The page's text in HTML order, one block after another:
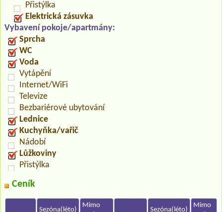
Přistýlka
Elektrická zásuvka
Vybavení pokoje/apartmány:
Sprcha
WC
Voda
Vytápění
Internet/WiFi
Televize
Bezbariérové ubytování
Lednice
Kuchyňka/vařič
Nádobí
Lůžkoviny
Přistýlka
Ceník
Sezóna(léto)
Mimo
Sezóna(léto)
Mimo